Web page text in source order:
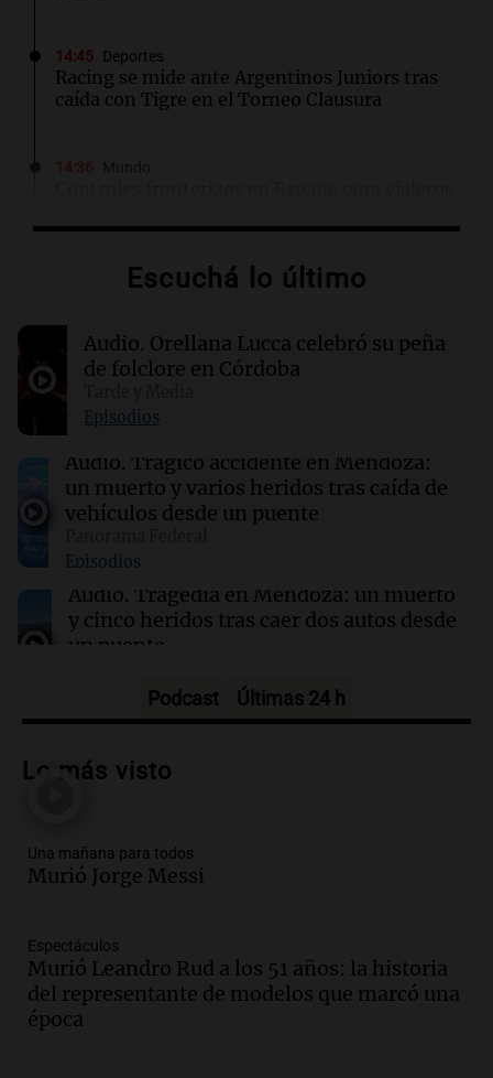
14:45 Deportes
Racing se mide ante Argentinos Juniors tras
caída con Tigre en el Torneo Clausura
Una mañana para todos
Suquía y retiraron hasta 800 kilos de basura
por jornada
14:22 Una mañana para todos
Matías Pourrain sigue detenido: "Tres
hombres se lo llevaron para hacerle preguntas
y nunca regresó"
El recuerdo de Ignacio Boero al padre de
Lionel Messi: “Hasta siempre, Jorge”
Escuchá lo último
Audio. Orellana Lucca celebró su peña
de folclore en Córdoba
Episodios
Audio. Trágico accidente en Mendoza:
un muerto y varios heridos tras caída de
vehículos desde un puente
Episodios
Audio. Tragedia en Mendoza: un muerto
y cinco heridos tras caer dos autos desde
un puente
Audio.Messi llegará esta noche a
tras la muerte de su papá
Audio.Ley de Propiedad Privada: el revés
en el Congreso expuso una debilidad
Episodios
Audio.Casabindo se prepara para una
celebración única: 30.000 turistas y el
Podcast Últimas 24 h
Lo más visto
Una mañana para todos
Murió Jorge Messi
Espectáculos
Murió Leandro Rud a los 51 años: la historia
del representante de modelos que marcó una
época